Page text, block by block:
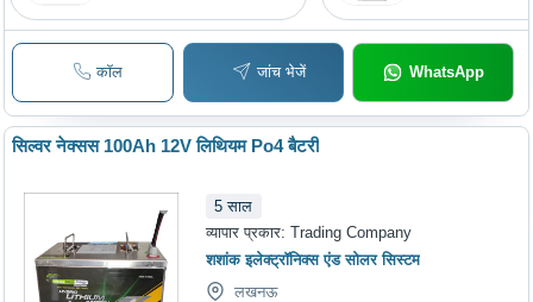
कॉल जांच भेजें WhatsApp
सिल्वर नेक्सस 100Ah 12V लिथियम Po4 बैटरी
5 साल
व्यापार प्रकार:Trading Company
शशांक इलेक्ट्रॉनिक्स एंड सोलर सिस्टम
लखनऊ